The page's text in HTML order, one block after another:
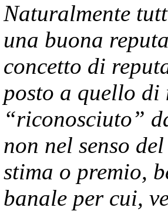
Naturalmente
una buona
concetto di
posto a quello di
“riconosciuto”
non nel senso
stima o premio,
banale per cui,